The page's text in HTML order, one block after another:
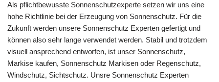
Als pflichtbewusste Sonnenschutzexperte setzen wir uns eine
hohe Richtlinie bei der Erzeugung von Sonnenschutz. Für die
Zukunft werden unsere Sonnenschutz Experten gefertigt und
können also sehr lange verwendet werden. Stabil und trotzdem
visuell ansprechend entworfen, ist unser Sonnenschutz,
Markise kaufen, Sonnenschutz Markisen oder Regenschutz,
Windschutz, Sichtschutz. Unsre Sonnenschutz Experten